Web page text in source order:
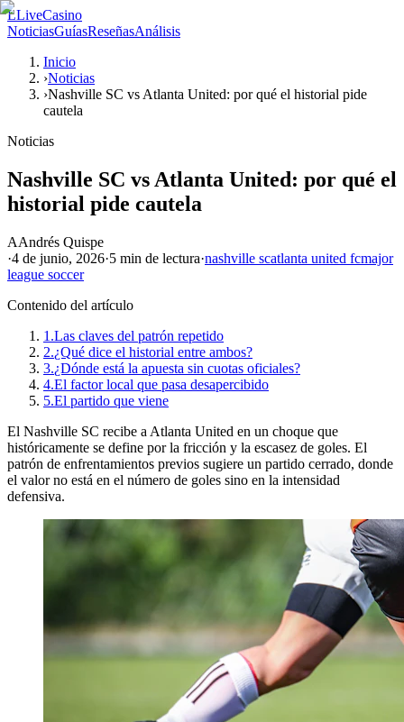
LLiveCasino
NoticiasGuíasReseñasAnálisis
Inicio
›Noticias
›Nashville SC vs Atlanta United: por qué el historial pide
cautela
Noticias
Nashville SC vs Atlanta United: por qué el
historial pide cautela
AAndrés Quispe
·4 de junio, 2026·5 min de lectura·nashville scatlanta united fcmajor
league soccer
Contenido del artículo
1.Las claves del patrón repetido
2.¿Qué dice el historial entre ambos?
3.¿Dónde está la apuesta sin cuotas oficiales?
4.El factor local que pasa desapercibido
5.El partido que viene
El Nashville SC recibe a Atlanta United en un choque que
históricamente se define por la fricción y la escasez de goles. El
patrón de enfrentamientos previos sugiere un partido cerrado, donde
el valor no está en el número de goles sino en la intensidad
defensiva.